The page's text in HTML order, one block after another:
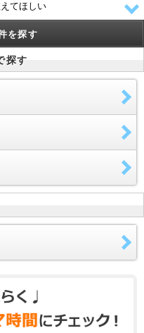
てほしい
を探す
探す